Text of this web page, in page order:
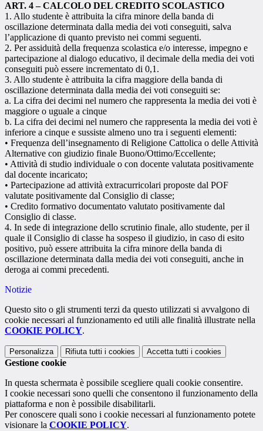
ART. 4 – CALCOLO DEL CREDITO SCOLASTICO
1. Allo studente è attribuita la cifra minore della banda di
oscillazione determinata dalla media dei voti conseguiti, salva
l’applicazione di quanto previsto nei commi seguenti.
2. Per assiduità della frequenza scolastica e/o interesse, impegno e
partecipazione al dialogo educativo, il decimale della media dei voti
conseguiti può essere incrementato di 0,1.
3. Allo studente è attribuita la cifra maggiore della banda di
oscillazione determinata dalla media dei voti conseguiti se:
a. La cifra dei decimi nel numero che rappresenta la media dei voti è
maggiore o uguale a cinque
b. La cifra dei decimi nel numero che rappresenta la media dei voti è
inferiore a cinque e sussiste almeno uno tra i seguenti elementi:
• Frequenza dell’insegnamento di Religione Cattolica o delle Attività
Alternative con giudizio finale Buono/Ottimo/Eccellente;
• Attività di studio individuale o con docente valutata positivamente
dal docente incaricato;
• Partecipazione ad attività extracurricolari proposte dal POF
valutate positivamente dal Consiglio di classe;
• Credito formativo documentato valutato positivamente dal
Consiglio di classe.
4. In sede di integrazione dello scrutinio finale, allo studente, per il
quale il Consiglio di classe ha sospeso il giudizio, in caso di esito
positivo, può essere attribuita la cifra minore della banda di
oscillazione determinata dalla media dei voti conseguiti, anche in
deroga ai commi precedenti.
Notizie
Questo sito o gli strumenti terzi da questo utilizzati si avvalgono di
cookie necessari al funzionamento ed utili alle finalità illustrate nella
COOKIE POLICY.
Personalizza Rifiuta tutti i cookies Accetta tutti i cookies
Gestione cookie
In questa schermata è possibile scegliere quali cookie consentire.
I cookie necessari sono quelli che consentono il funzionamento della
piattaforma e non è possibile disabilitarli.
Per conoscere quali sono i cookie necessari al funzionamento potete
visionare la COOKIE POLICY.